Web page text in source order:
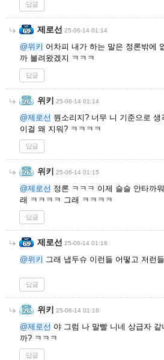
답글
제로선 25-06-14 01:14
@위키 어차피 내가 하는 말은 정론밖에
까 불려왔겠지 ㅋㅋㅋ
답글
위키 25-06-14 01:14
@제로선 뭔소리지? 너무 니 기준으로 생
이걸 왜 지워? ㅋㅋㅋㅋ
답글
위키 25-06-14 01:15
@제로선 정론 ㅋㅋㅋ 이제 슬슬 안타까
래 ㅋㅋㅋㅋ 그래 ㅋㅋㅋㅋ
답글
제로선 25-06-14 01:16
@위키 그래 냅두슈 이런들 어떻고 저런
답글
위키 25-06-14 01:16
@제로선 야 그럼 나 말빨 니네 상급자
까? ㅋㅋㅋ
답글